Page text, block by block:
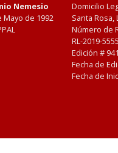
Nemesio
de 1992
Domicilio
Santa Rosa,
Número de
RL-2019-
Edición #
Fecha de
Fecha de